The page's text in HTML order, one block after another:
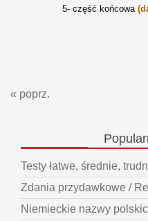
5- część końcowa
« poprz.
Testy łatwe, średnie,
Zdania przydawkowe /
Niemieckie nazwy